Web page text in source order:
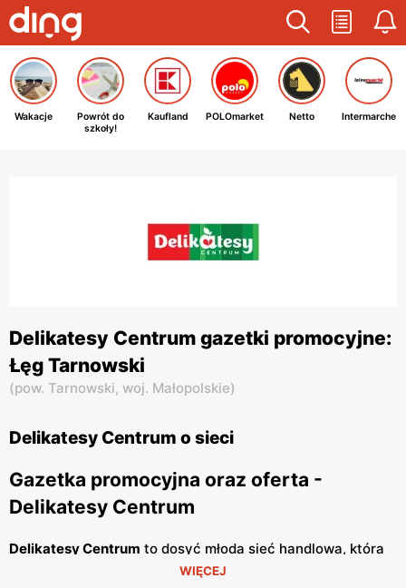
Wakacje
Powrót do
szkoły!
Kaufland POLOmarket Netto Intermarche
Delikatesy Centrum gazetki promocyjne:
Łęg Tarnowski
(pow. Tarnowski, woj. Małopolskie)
Delikatesy Centrum o sieci
Gazetka promocyjna oraz oferta -
Delikatesy Centrum
Delikatesy Centrum to dosyć młoda sieć handlowa, która
należy do Grupy Eurocash. Posiada ponad 1000 sklepów
WIĘCEJ